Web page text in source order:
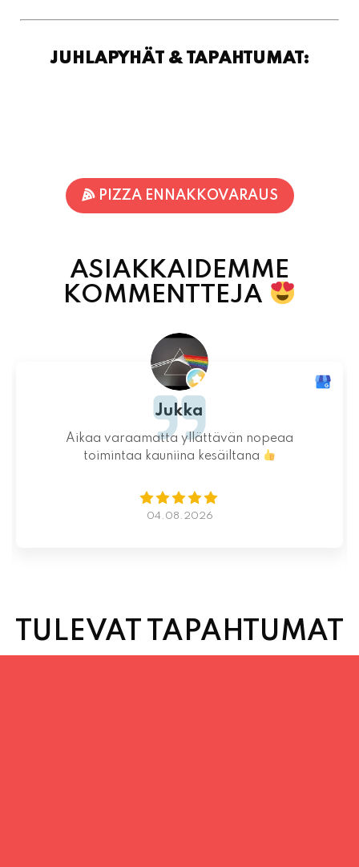
JUHLAPYHÄT & TAPAHTUMAT:
PIZZA ENNAKKOVARAUS
ASIAKKAIDEMME
KOMMENTTEJA
Jukka
Aikaa varaamatta yllättävän nopeaa
toimintaa kauniina kesäiltana
04.08.2026
TULEVAT TAPAHTUMAT